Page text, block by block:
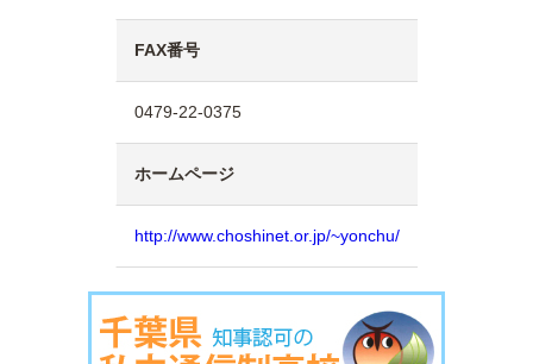
FAX番号
0479-22-0375
ホームページ
http://www.choshinet.or.jp/~yonchu/